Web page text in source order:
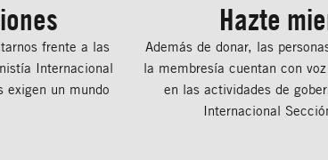
frente a las
Internacional
exigen un mundo
Hazte
Además de donar, las
la membresía cuentan con
en las actividades de
Internacional